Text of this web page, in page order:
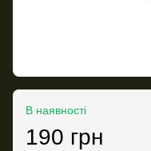
В наявності
190 грн